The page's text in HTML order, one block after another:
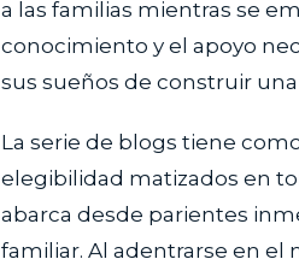
a las familias mientras se
conocimiento y el apoyo
sus sueños de construir
La serie de blogs tiene
elegibilidad matizados en
abarca desde parientes
familiar. Al adentrarse en el